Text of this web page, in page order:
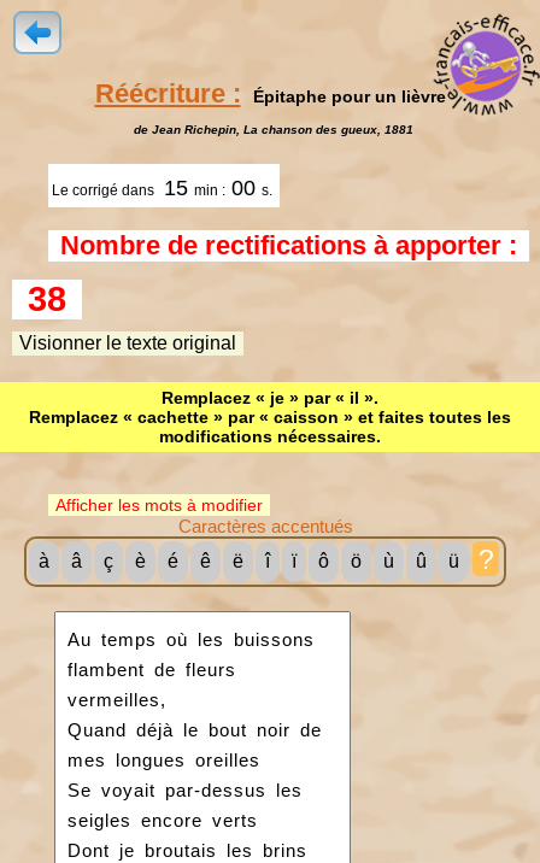
Réécriture : Épitaphe pour un lièvre
de Jean Richepin, La chanson des gueux, 1881
Le corrigé dans 15 min : 00 s.
Nombre de rectifications à apporter :
38
Visionner le texte original
Remplacez « je » par « il ».
Remplacez « cachette » par « caisson » et faites toutes les
modifications nécessaires.
Afficher les mots à modifier
Caractères accentués
à
â ç è é ê ë î ï ô ö ù û ü ?